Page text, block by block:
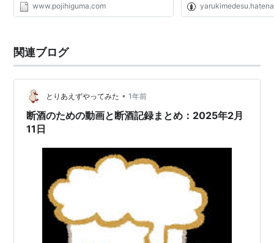
www.pojihiguma.com
関連ブログ
とりあえずやってみた • 1年前
断酒のための動画と断酒記録まとめ：2025年2月
11日